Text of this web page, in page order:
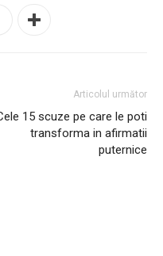
Articolul următor
15 scuze pe care le poti
transforma in afirmatii
puternice